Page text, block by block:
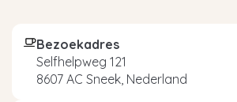
Bezoekadres
Selfhelpweg 121
8607 AC Sneek, Nederland